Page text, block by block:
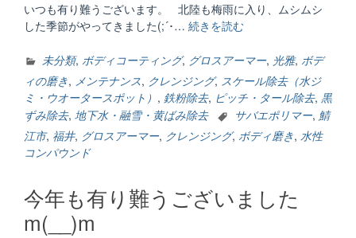
いつも有り難うございます。 北陸も梅雨に入り、ムシムシ
した季節がやってきました(;´･… 続きを読む
乗
る？
何
回
く？”
未分類, ボディコーティング, グロスアーマー, 光雅, ボデ
ィの磨き, メンテナンス, クレンジング, スケール除去（水ジ
ミ・ウオータースポット） , 鉄粉除去, ピッチ・タール除去, 黒
ずみ除去, 地下水・融雪・黄ばみ除去 サバエポリマー, 鯖
江市, 福井, グロスアーマー, クレンジング, ボディ磨き, 水性
コンパウンド
今年も有り難うございました
m(__)m